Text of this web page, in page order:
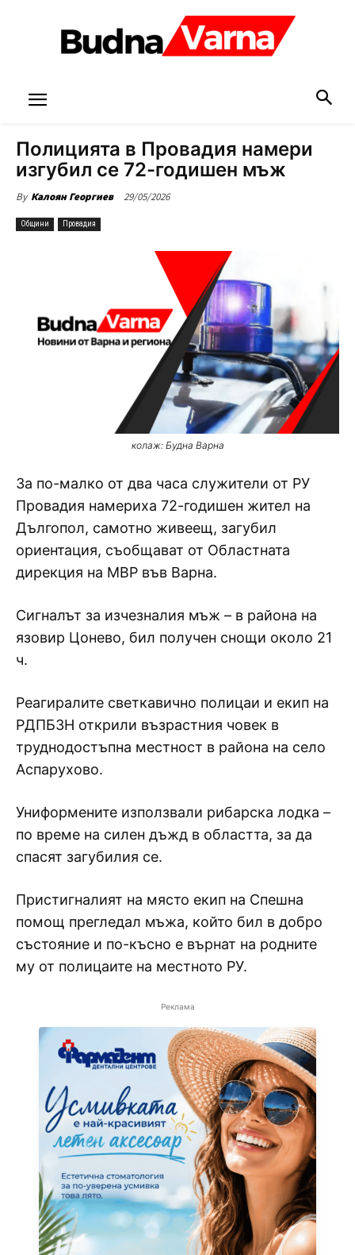
Полицията в Провадия намери
изгубил се 72-годишен мъж
By Калоян Георгиев 29/05/2026
Общини Провадия
колаж: Будна Варна
За по-малко от два часа служители от РУ
Провадия намериха 72-годишен жител на
Дългопол, самотно живеещ, загубил
ориентация, съобщават от Областната
дирекция на МВР във Варна.
Сигналът за изчезналия мъж – в района на
язовир Цонево, бил получен снощи около 21
ч.
Реагиралите светкавично полицаи и екип на
РДПБЗН открили възрастния човек в
труднодостъпна местност в района на село
Аспарухово.
Униформените използвали рибарска лодка –
по време на силен дъжд в областта, за да
спасят загубилия се.
Пристигналият на място екип на Спешна
помощ прегледал мъжа, който бил в добро
състояние и по-късно е върнат на родните
му от полицаите на местното РУ.
Реклама